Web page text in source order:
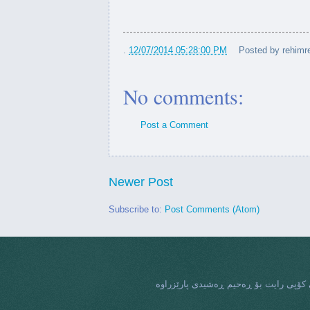
پێشمەرگە و ئێزیدییەکان لە
ئەنجووم...
دەڵێ کوردستان تاقانەی
بۆ پەنابەرانی کوردستان
کۆدەکرێتەوە
حەسەن شیوەسەڵی و گشت
کۆبوونەوەی سەرۆکی وڵاتی
12/07/2014 05:28:00 PM Posted by
No comments:
Post a Comment
Newer Post
Subscribe to: Post Comments (Atom)